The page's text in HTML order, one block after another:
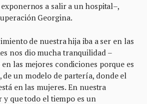
a salir a un hospital–,
Georgina.
de nuestra hija iba a ser en las
nos dio mucha tranquilidad –
las mejores condiciones porque es
de un modelo de partería, donde el
en las mujeres. En nuestra
y que todo el tiempo es un